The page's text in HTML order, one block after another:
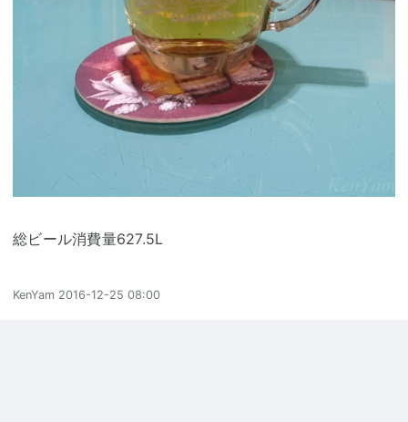
総ビール消費量627.5L
KenYam 2016-12-25 08:00